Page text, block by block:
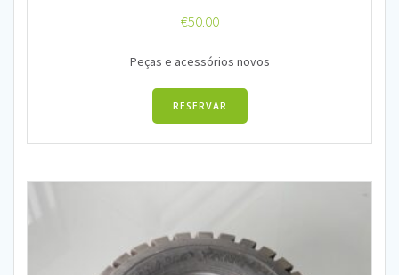
€50.00
Peças e acessórios novos
RESERVAR